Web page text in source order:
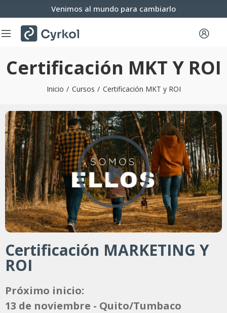
Venimos al mundo para cambiarlo
Certificación MKT Y ROI
Inicio Cursos Certificación MKT y ROI
Certificación MARKETING Y
ROI
Próximo inicio:
13 de noviembre - Quito/Tumbaco